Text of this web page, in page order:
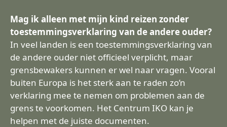
Mag ik alleen met mijn kind reizen zonder
toestemmingsverklaring van de andere ouder?
In veel landen is een toestemmingsverklaring van
de andere ouder niet officieel verplicht, maar
grensbewakers kunnen er wel naar vragen. Vooral
buiten Europa is het sterk aan te raden zo’n
verklaring mee te nemen om problemen aan de
grens te voorkomen. Het Centrum IKO kan je
helpen met de juiste documenten.